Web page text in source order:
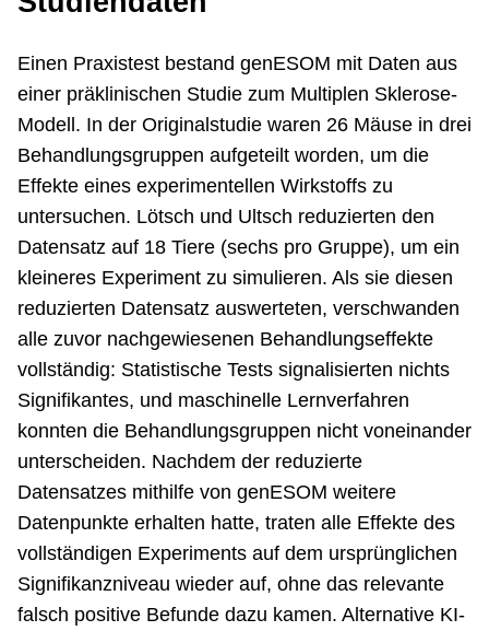
Einen Praxistest bestand genESOM mit Daten aus
einer präklinischen Studie zum Multiplen Sklerose-
Modell. In der Originalstudie waren 26 Mäuse in drei
Behandlungsgruppen aufgeteilt worden, um die
Effekte eines experimentellen Wirkstoffs zu
untersuchen. Lötsch und Ultsch reduzierten den
Datensatz auf 18 Tiere (sechs pro Gruppe), um ein
kleineres Experiment zu simulieren. Als sie diesen
reduzierten Datensatz auswerteten, verschwanden
alle zuvor nachgewiesenen Behandlungseffekte
vollständig: Statistische Tests signalisierten nichts
Signifikantes, und maschinelle Lernverfahren
konnten die Behandlungsgruppen nicht voneinander
unterscheiden. Nachdem der reduzierte
Datensatzes mithilfe von genESOM weitere
Datenpunkte erhalten hatte, traten alle Effekte des
vollständigen Experiments auf dem ursprünglichen
Signifikanzniveau wieder auf, ohne das relevante
falsch positive Befunde dazu kamen. Alternative KI-